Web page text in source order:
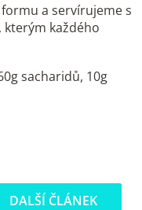
a servírujeme s
kterým každého
sacharidů, 10g
DALŠÍ ČLÁNEK